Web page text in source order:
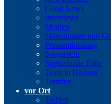
Good News
Interviews
Medien
Mitteilungen und
Pressemitteilung
Sorgerecht
Spektakuläe Fälle
Tears in Heaven
Termine
vor Ort
Treffen